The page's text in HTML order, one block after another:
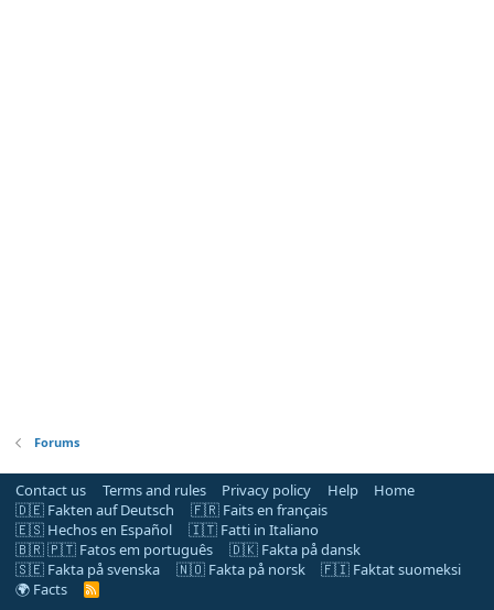
Forums
Contact us Terms and rules Privacy policy Help
Home
🇩🇪 Fakten auf Deutsch
🇫🇷 Faits en français
🇪🇸 Hechos en Español
🇮🇹 Fatti in Italiano
🇧🇷 🇵🇹 Fatos em português
🇩🇰 Fakta på dansk
🇸🇪 Fakta på svenska
🇳🇴 Fakta på norsk
🇫🇮 Faktat suomeksi
🌍 Facts
R